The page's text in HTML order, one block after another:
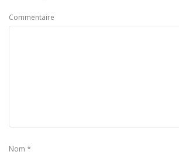
Commentaire
Nom *